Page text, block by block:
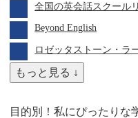
全国の英会話スクール
Beyond English
ロゼッタストーン・ラ
もっと見る ↓
目的別！私にぴったりな